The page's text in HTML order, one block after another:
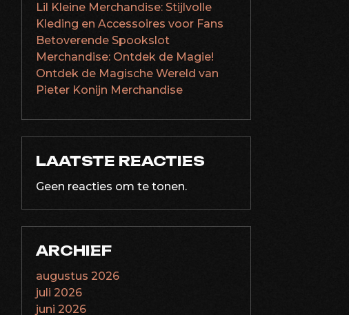
Lil Kleine Merchandise: Stijlvolle
Kleding en Accessoires voor Fans
Betoverende Spookslot
Merchandise: Ontdek de Magie!
Ontdek de Magische Wereld van
Pieter Konijn Merchandise
LAATSTE REACTIES
Geen reacties om te tonen.
ARCHIEF
augustus 2026
juli 2026
juni 2026